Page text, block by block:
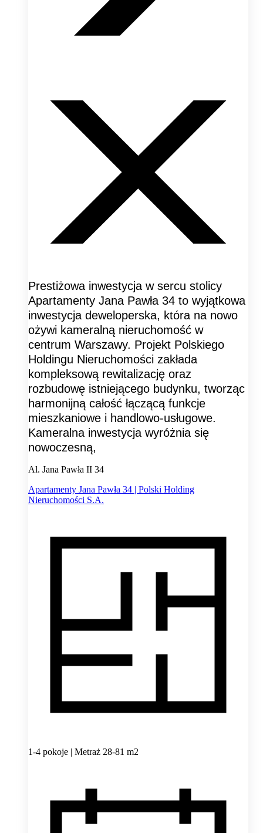
Prestiżowa inwestycja w sercu stolicy
Apartamenty Jana Pawła 34 to wyjątkowa
inwestycja deweloperska, która na nowo
ożywi kameralną nieruchomość w
centrum Warszawy. Projekt Polskiego
Holdingu Nieruchomości zakłada
kompleksową rewitalizację oraz
rozbudowę istniejącego budynku, tworząc
harmonijną całość łączącą funkcje
mieszkaniowe i handlowo-usługowe.
Kameralna inwestycja wyróżnia się
nowoczesną,
Al. Jana Pawła II 34
Apartamenty Jana Pawła 34 | Polski Holding
Nieruchomości S.A.
1-4 pokoje | Metraż 28-81 m2